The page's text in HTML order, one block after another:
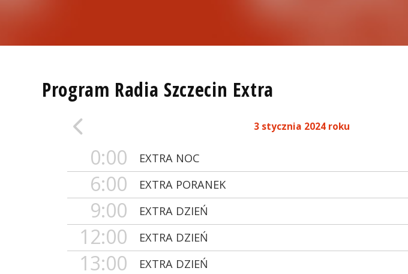
Program Radia Szczecin Extra
3 stycznia 2024 roku
0:00 EXTRA NOC
6:00 EXTRA PORANEK
9:00 EXTRA DZIEŃ
12:00 EXTRA DZIEŃ
13:00 EXTRA DZIEŃ